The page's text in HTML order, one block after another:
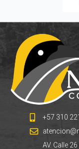
+57 310
AV. Calle